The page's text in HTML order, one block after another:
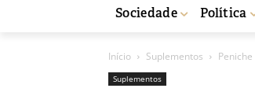
Sociedade Política
Início Suplementos
Suplementos